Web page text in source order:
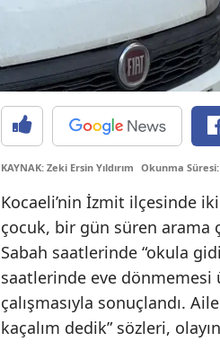
KAYNAK: Zeki Ersin Yıldırım Okunma
Kocaeli’nin İzmit ilçesinde
çocuk, bir gün süren arama
Sabah saatlerinde “okula
saatlerinde eve dönmemesi
çalışmasıyla sonuçlandı.
kaçalım dedik” sözleri,